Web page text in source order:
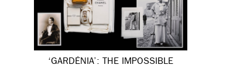
‘GARDÉNIA’: THE IMPOSSIBLE